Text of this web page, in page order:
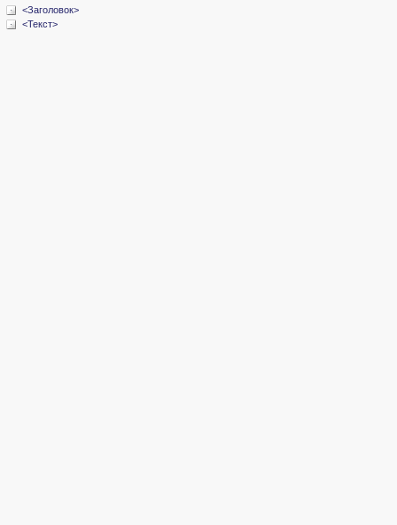
<Заголовок>
<Текст>